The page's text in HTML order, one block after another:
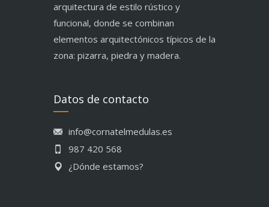
arquitectura de estilo rústico y
funcional, donde se combinan
elementos arquitectónicos típicos de la
zona: pizarra, piedra y madera.
Datos de contacto
info@cornatelmedulas.es
987 420 568
¿Dónde estamos?